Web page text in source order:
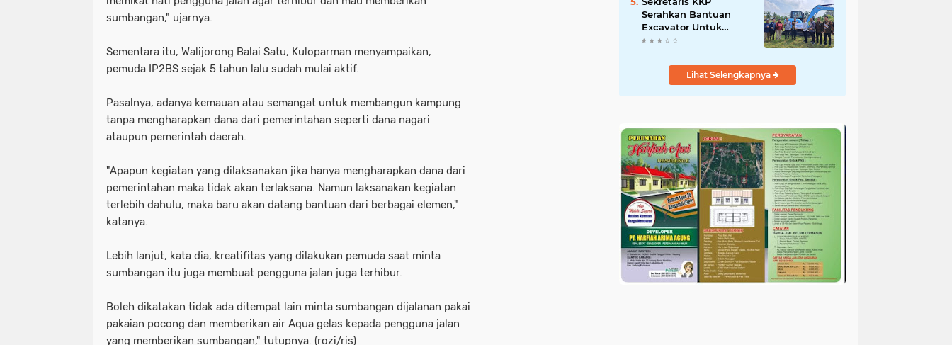
sumbangan," ujarnya.
Sementara itu, Walijorong Balai Satu, Kuloparman menyampaikan,
pemuda IP2BS sejak 5 tahun lalu sudah mulai aktif.
Pasalnya, adanya kemauan atau semangat untuk membangun kampung
tanpa mengharapkan dana dari pemerintahan seperti dana nagari
ataupun pemerintah daerah.
"Apapun kegiatan yang dilaksanakan jika hanya mengharapkan dana dari
pemerintahan maka tidak akan terlaksana. Namun laksanakan kegiatan
terlebih dahulu, maka baru akan datang bantuan dari berbagai elemen,"
katanya.
Lebih lanjut, kata dia, kreatifitas yang dilakukan pemuda saat minta
sumbangan itu juga membuat pengguna jalan juga terhibur.
Boleh dikatakan tidak ada ditempat lain minta sumbangan dijalanan pakai
pakaian pocong dan memberikan air Aqua gelas kepada pengguna jalan
yang memberikan sumbangan," tutupnya. (rozi/ris)
Padang
Serahkan Bantuan
Excavator Untuk
Pelaku Usaha
Lihat Selengkapnya